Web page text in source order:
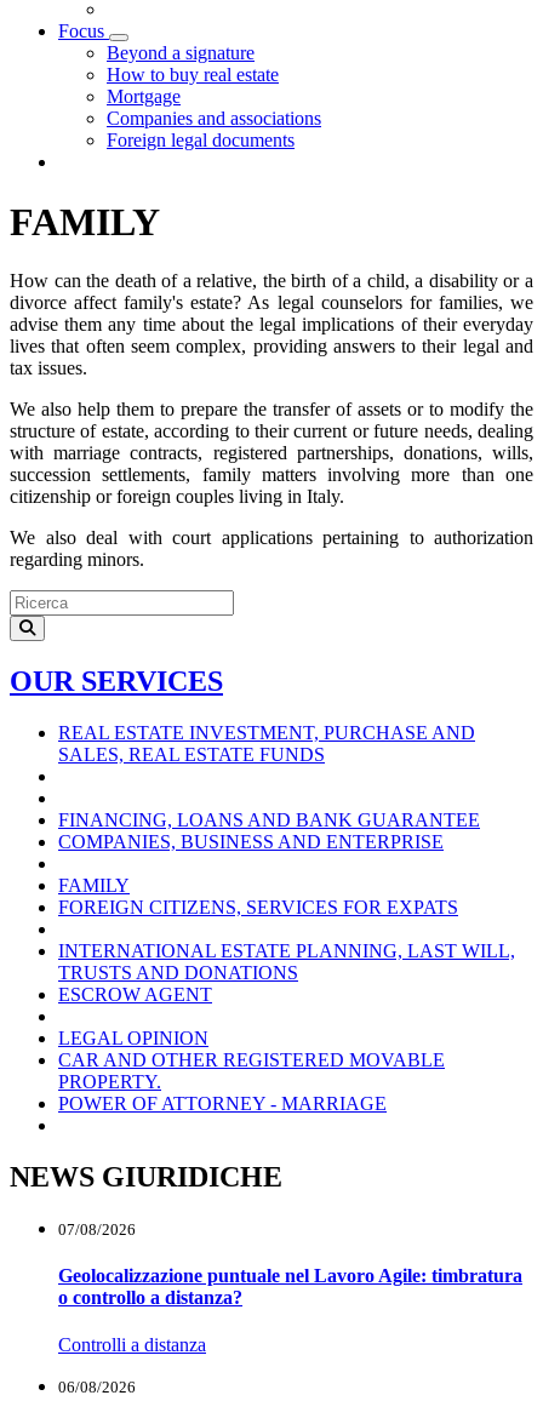
Focus
Visualizza menù di secondo livello
Beyond a signature
How to buy real estate
Mortgage
Companies and associations
Foreign legal documents
FAMILY
How can the death of a relative, the birth of a child, a disability or a
divorce affect family's estate? As legal counselors for families, we
advise them any time about the legal implications of their everyday
lives that often seem complex, providing answers to their legal and
tax issues.
We also help them to prepare the transfer of assets or to modify the
structure of estate, according to their current or future needs, dealing
with marriage contracts, registered partnerships, donations, wills,
succession settlements, family matters involving more than one
citizenship or foreign couples living in Italy.
We also deal with court applications pertaining to authorization
regarding minors.
OUR SERVICES
REAL ESTATE INVESTMENT, PURCHASE AND
SALES, REAL ESTATE FUNDS
FINANCING, LOANS AND BANK GUARANTEE
COMPANIES, BUSINESS AND ENTERPRISE
FAMILY
FOREIGN CITIZENS, SERVICES FOR EXPATS
INTERNATIONAL ESTATE PLANNING, LAST WILL,
TRUSTS AND DONATIONS
ESCROW AGENT
LEGAL OPINION
CAR AND OTHER REGISTERED MOVABLE
PROPERTY.
POWER OF ATTORNEY - MARRIAGE
NEWS GIURIDICHE
07/08/2026
Geolocalizzazione puntuale nel Lavoro Agile: timbratura
o controllo a distanza?
Controlli a distanza
06/08/2026